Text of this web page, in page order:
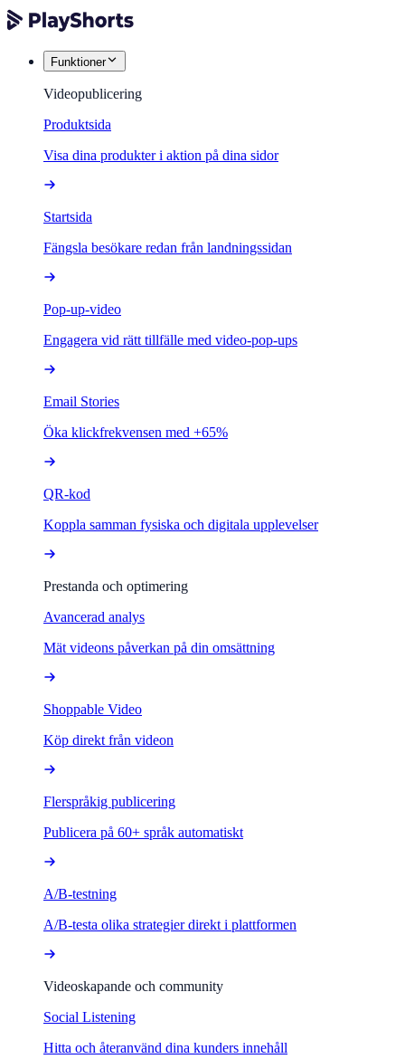
Funktioner
Videopublicering
Produktsida
Visa dina produkter i aktion på dina sidor
Startsida
Fängsla besökare redan från landningssidan
Pop-up-video
Engagera vid rätt tillfälle med video-pop-ups
Email Stories
Öka klickfrekvensen med +65%
QR-kod
Koppla samman fysiska och digitala upplevelser
Prestanda och optimering
Avancerad analys
Mät videons påverkan på din omsättning
Shoppable Video
Köp direkt från videon
Flerspråkig publicering
Publicera på 60+ språk automatiskt
A/B-testning
A/B-testa olika strategier direkt i plattformen
Videoskapande och community
Social Listening
Hitta och återanvänd dina kunders innehåll